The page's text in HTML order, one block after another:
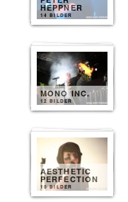
HEPPNER
14 BILDER
MONO INC.
12 BILDER
AESTHETIC
PERFECTION
10 BILDER